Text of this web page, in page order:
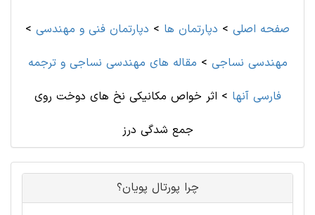
صفحه اصلی > دپارتمان ها > دپارتمان فنی و مهندسی >
مهندسی نساجی > مقاله های مهندسی نساجی و ترجمه
فارسی آنها > اثر خواص مکانیکی نخ های دوخت روی
جمع شدگی درز
چرا پورتال پویان؟